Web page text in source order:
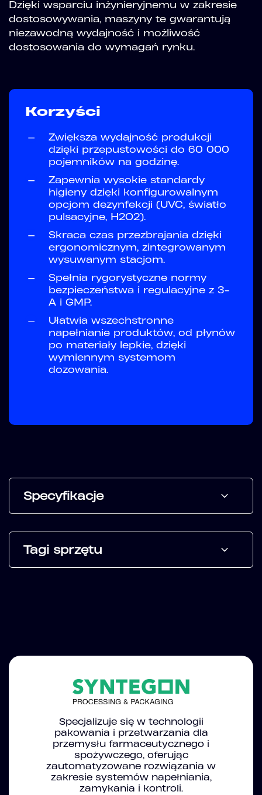
Dzięki wsparciu inżynieryjnemu w zakresie
dostosowywania, maszyny te gwarantują
niezawodną wydajność i możliwość
dostosowania do wymagań rynku.
Korzyści
—
Zwiększa wydajność produkcji
dzięki przepustowości do 60 000
pojemników na godzinę.
—
Zapewnia wysokie standardy
higieny dzięki konfigurowalnym
opcjom dezynfekcji (UVC, światło
pulsacyjne, H2O2).
—
Skraca czas przezbrajania dzięki
ergonomicznym, zintegrowanym
wysuwanym stacjom.
—
Spełnia rygorystyczne normy
bezpieczeństwa i regulacyjne z 3-
A i GMP.
—
Ułatwia wszechstronne
napełnianie produktów, od płynów
po materiały lepkie, dzięki
wymiennym systemom
dozowania.
Specyfikacje
Tagi sprzętu
Specjalizuje się w technologii
pakowania i przetwarzania dla
przemysłu farmaceutycznego i
spożywczego, oferując
zautomatyzowane rozwiązania w
zakresie systemów napełniania,
zamykania i kontroli.